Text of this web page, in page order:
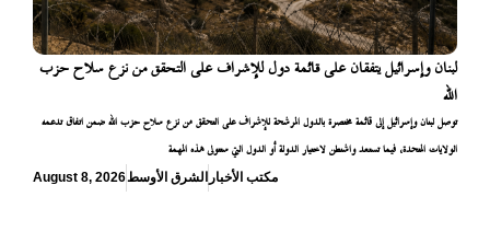
لبنان وإسرائيل يتفقان على قائمة دول للإشراف على التحقق من نزع سلاح حزب
الله
توصل لبنان وإسرائيل إلى قائمة مختصرة بالدول المرشحة للإشراف على التحقق من نزع سلاح حزب الله ضمن اتفاق تدعمه
الولايات المتحدة، فيما تستعد واشنطن لاختيار الدولة أو الدول التي ستتولى هذه المهمة
August 8, 2026الشرق الأوسط مكتب الأخبار